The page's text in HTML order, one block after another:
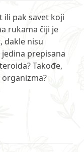
ili pak savet koji
rukama čiji je
dakle nisu
prepisana
Takođe,